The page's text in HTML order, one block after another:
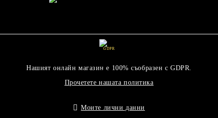
GDPR
Нашият онлайн магазин е 100% съобразен с GDPR.
Прочетете нашата политика
Моите лични данни